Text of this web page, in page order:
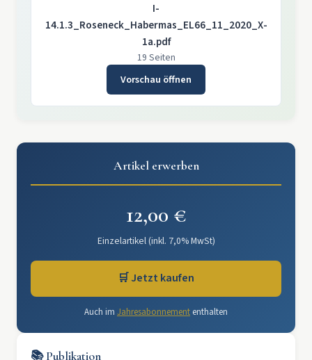
I-
14.1.3_Roseneck_Habermas_EL66_11_2020_X-
1a.pdf
19 Seiten
Vorschau öffnen
Artikel erwerben
12,00 €
Einzelartikel (inkl. 7,0% MwSt)
🛒 Jetzt kaufen
Auch im Jahresabonnement enthalten
📚 Publikation